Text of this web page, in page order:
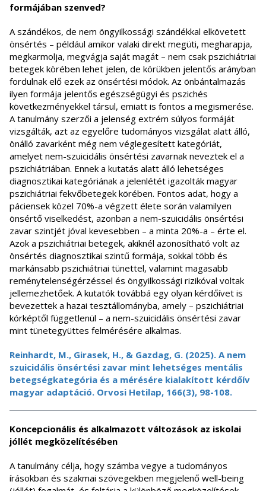
formájában szenved?
A szándékos, de nem öngyilkossági szándékkal elkövetett
önsértés – például amikor valaki direkt megüti, megharapja,
megkarmolja, megvágja saját magát – nem csak pszichiátriai
betegek körében lehet jelen, de körükben jelentős arányban
fordulnak elő ezek az önsértési módok. Az önbántalmazás
ilyen formája jelentős egészségügyi és pszichés
következményekkel társul, emiatt is fontos a megismerése.
A tanulmány szerzői a jelenség extrém súlyos formáját
vizsgálták, azt az egyelőre tudományos vizsgálat alatt álló,
önálló zavarként még nem véglegesített kategóriát,
amelyet nem-szuicidális önsértési zavarnak neveztek el a
pszichiátriában. Ennek a kutatás alatt álló lehetséges
diagnosztikai kategóriának a jelenlétét igazolták magyar
pszichiátriai fekvőbetegek körében. Fontos adat, hogy a
páciensek közel 70%-a végzett élete során valamilyen
önsértő viselkedést, azonban a nem-szuicidális önsértési
zavar szintjét jóval kevesebben – a minta 20%-a – érte el.
Azok a pszichiátriai betegek, akiknél azonosítható volt az
önsértés diagnosztikai szintű formája, sokkal több és
markánsabb pszichiátriai tünettel, valamint magasabb
reménytelenségérzéssel és öngyilkossági rizikóval voltak
jellemezhetőek. A kutatók továbbá egy olyan kérdőívet is
bevezettek a hazai tesztállományba, amely – pszichiátriai
kórképtől függetlenül – a nem-szuicidális önsértési zavar
mint tünetegyüttes felmérésére alkalmas.
Reinhardt, M., Girasek, H., & Gazdag, G. (2025). A nem
szuicidális önsértési zavar mint lehetséges mentális
betegségkategória és a mérésére kialakított kérdőív
magyar adaptáció. Orvosi Hetilap, 166(3), 98-108.
Koncepcionális és alkalmazott változások az iskolai
jóllét megközelítésében
A tanulmány célja, hogy számba vegye a tudományos
írásokban és szakmai szövegekben megjelenő well-being